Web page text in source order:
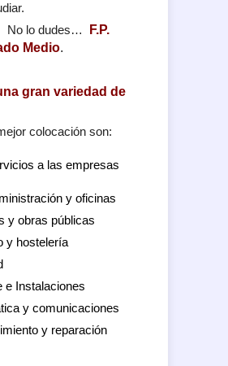
No lo dudes…
F.P.
Medio.
gran variedad de
colocación son:
a las empresas
y oficinas
y obras públicas
y hostelería
e Instalaciones
y comunicaciones
y reparación